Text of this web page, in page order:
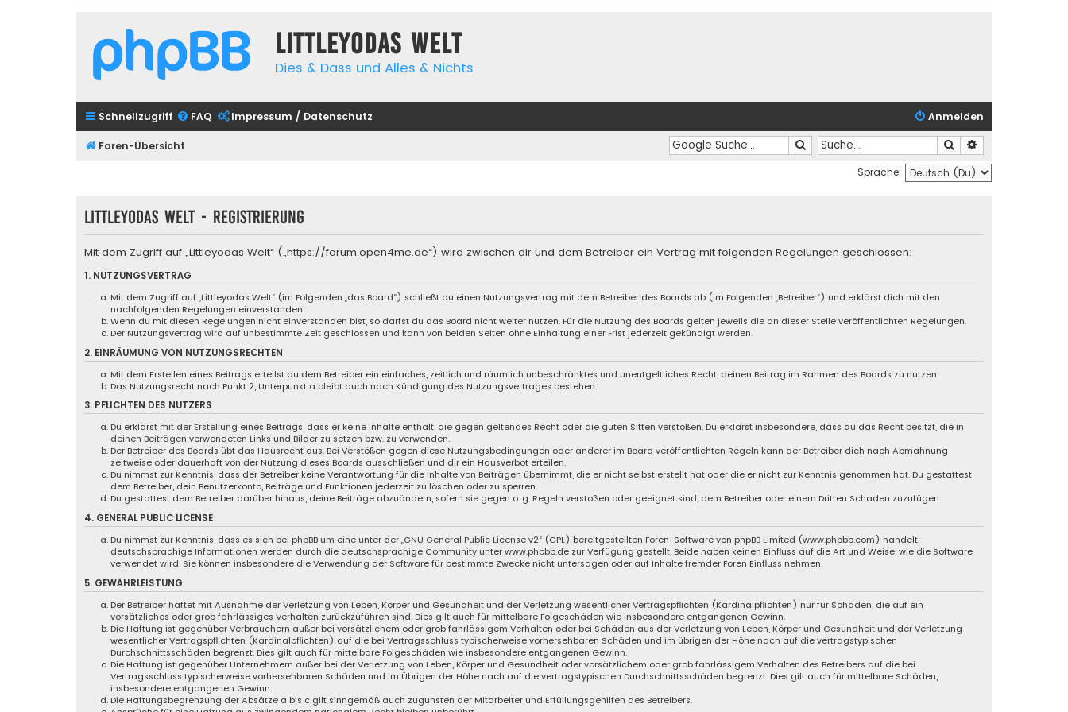
Littleyodas Welt
Dies & Dass und Alles & Nichts
Schnellzugriff FAQ Impressum / Datenschutz Anmelden
Foren-Übersicht Suche
Suche
Sprache:
Littleyodas Welt - Registrierung
Mit dem Zugriff auf „Littleyodas Welt“ („https://forum.open4me.de“) wird zwischen dir und dem Betreiber ein Vertrag mit folgenden Regelungen geschlossen:
1. NUTZUNGSVERTRAG
Mit dem Zugriff auf „Littleyodas Welt“ (im Folgenden „das Board“) schließt du einen Nutzungsvertrag mit dem Betreiber des Boards ab (im Folgenden „Betreiber“) und erklärst dich mit den
nachfolgenden Regelungen einverstanden.
Wenn du mit diesen Regelungen nicht einverstanden bist, so darfst du das Board nicht weiter nutzen. Für die Nutzung des Boards gelten jeweils die an dieser Stelle veröffentlichten Regelungen.
Der Nutzungsvertrag wird auf unbestimmte Zeit geschlossen und kann von beiden Seiten ohne Einhaltung einer Frist jederzeit gekündigt werden.
2. EINRÄUMUNG VON NUTZUNGSRECHTEN
Mit dem Erstellen eines Beitrags erteilst du dem Betreiber ein einfaches, zeitlich und räumlich unbeschränktes und unentgeltliches Recht, deinen Beitrag im Rahmen des Boards zu nutzen.
Das Nutzungsrecht nach Punkt 2, Unterpunkt a bleibt auch nach Kündigung des Nutzungsvertrages bestehen.
3. PFLICHTEN DES NUTZERS
Du erklärst mit der Erstellung eines Beitrags, dass er keine Inhalte enthält, die gegen geltendes Recht oder die guten Sitten verstoßen. Du erklärst insbesondere, dass du das Recht besitzt, die in
deinen Beiträgen verwendeten Links und Bilder zu setzen bzw. zu verwenden.
Der Betreiber des Boards übt das Hausrecht aus. Bei Verstößen gegen diese Nutzungsbedingungen oder anderer im Board veröffentlichten Regeln kann der Betreiber dich nach Abmahnung
zeitweise oder dauerhaft von der Nutzung dieses Boards ausschließen und dir ein Hausverbot erteilen.
Du nimmst zur Kenntnis, dass der Betreiber keine Verantwortung für die Inhalte von Beiträgen übernimmt, die er nicht selbst erstellt hat oder die er nicht zur Kenntnis genommen hat. Du gestattest
dem Betreiber, dein Benutzerkonto, Beiträge und Funktionen jederzeit zu löschen oder zu sperren.
Du gestattest dem Betreiber darüber hinaus, deine Beiträge abzuändern, sofern sie gegen o. g. Regeln verstoßen oder geeignet sind, dem Betreiber oder einem Dritten Schaden zuzufügen.
4. GENERAL PUBLIC LICENSE
Du nimmst zur Kenntnis, dass es sich bei phpBB um eine unter der „GNU General Public License v2“ (GPL) bereitgestellten Foren-Software von phpBB Limited (www.phpbb.com) handelt;
deutschsprachige Informationen werden durch die deutschsprachige Community unterwww.phpbb.de zur Verfügung gestellt. Beide haben keinen Einfluss auf die Art und Weise, wie die Software
verwendet wird. Sie können insbesondere die Verwendung der Software für bestimmte Zwecke nicht untersagen oder auf Inhalte fremder Foren Einfluss nehmen.
5. GEWÄHRLEISTUNG
Der Betreiber haftet mit Ausnahme der Verletzung von Leben, Körper und Gesundheit und der Verletzung wesentlicher Vertragspflichten (Kardinalpflichten) nur für Schäden, die auf ein
vorsätzliches oder grob fahrlässiges Verhalten zurückzuführen sind. Dies gilt auch für mittelbare Folgeschäden wie insbesondere entgangenen Gewinn.
Die Haftung ist gegenüber Verbrauchern außer bei vorsätzlichem oder grob fahrlässigem Verhalten oder bei Schäden aus der Verletzung von Leben, Körper und Gesundheit und der Verletzung
wesentlicher Vertragspflichten (Kardinalpflichten) auf die bei Vertragsschluss typischerweise vorhersehbaren Schäden und im übrigen der Höhe nach auf die vertragstypischen
Durchschnittsschäden begrenzt. Dies gilt auch für mittelbare Folgeschäden wie insbesondere entgangenen Gewinn.
Die Haftung ist gegenüber Unternehmern außer bei der Verletzung von Leben, Körper und Gesundheit oder vorsätzlichem oder grob fahrlässigem Verhalten des Betreibers auf die bei
Vertragsschluss typischerweise vorhersehbaren Schäden und im Übrigen der Höhe nach auf die vertragstypischen Durchschnittsschäden begrenzt. Dies gilt auch für mittelbare Schäden,
insbesondere entgangenen Gewinn.
Die Haftungsbegrenzung der Absätze a bis c gilt sinngemäß auch zugunsten der Mitarbeiter und Erfüllungsgehilfen des Betreibers.